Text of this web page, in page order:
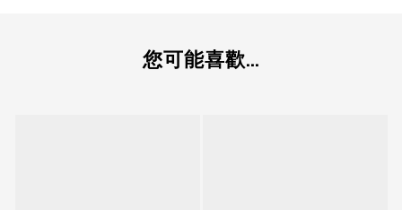
您可能喜歡...